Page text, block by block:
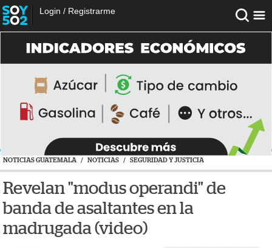
Login / Registrarme
NOTICIAS GUATEMALA / NOTICIAS / SEGURIDAD Y JUSTICIA
Revelan "modus operandi" de
banda de asaltantes en la
madrugada (video)